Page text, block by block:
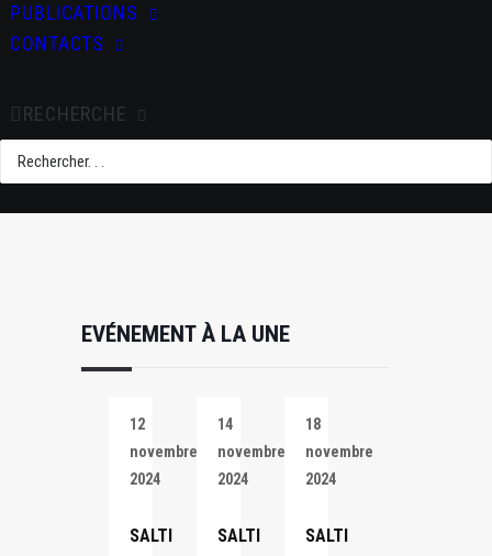
PUBLICATIONS
CONTACTS
RECHERCHE
Agenda Google
EVÉNEMENT À LA UNE
12
novembre
2024
SALTI
14
novembre
2024
SALTI
18
novembre
2024
SALTI